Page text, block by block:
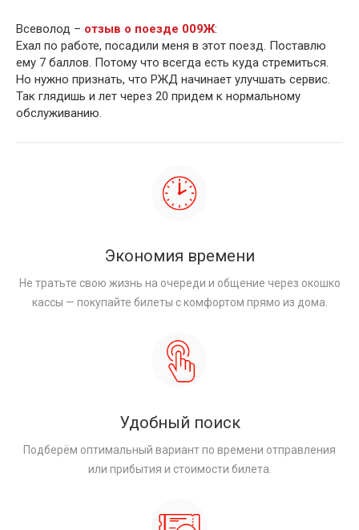
Всеволод – отзыв о поезде 009Ж:
Ехал по работе, посадили меня в этот поезд. Поставлю
ему 7 баллов. Потому что всегда есть куда стремиться.
Но нужно признать, что РЖД начинает улучшать сервис.
Так глядишь и лет через 20 придем к нормальному
обслуживанию.
Экономия времени
Не тратьте свою жизнь на очереди и общение через окошко
кассы — покупайте билеты с комфортом прямо из дома.
Удобный поиск
Подберём оптимальный вариант по времени отправления
или прибытия и стоимости билета.